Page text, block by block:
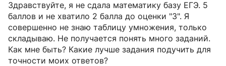
Здравствуйте, я не сдала математику базу ЕГЭ. 5
баллов и не хватило 2 балла до оценки "3". Я
совершенно не знаю таблицу умножения, только
складываю. Не получается понять много заданий.
Как мне быть? Какие лучше задания подучить для
точности моих ответов?